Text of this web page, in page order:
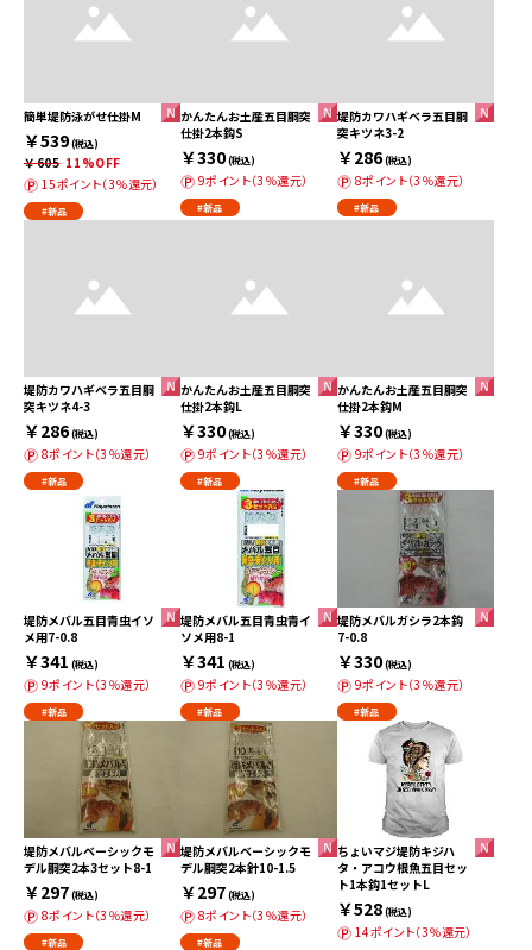
簡単堤防泳がせ仕掛M
￥539(税込)
￥605 11%OFF
15ポイント（3％還元）
#新品
かんたんお土産五目胴突
仕掛2本鈎S
￥330(税込)
9ポイント（3％還元）
#新品
堤防カワハギベラ五目胴
突キツネ3-2
￥286(税込)
8ポイント（3％還元）
#新品
堤防カワハギベラ五目胴
突キツネ4-3
￥286(税込)
8ポイント（3％還元）
#新品
かんたんお土産五目胴突
仕掛2本鈎L
￥330(税込)
9ポイント（3％還元）
#新品
かんたんお土産五目胴突
仕掛2本鈎M
￥330(税込)
9ポイント（3％還元）
#新品
堤防メバル五目青虫イソ
メ用7-0.8
￥341 (税込)
9ポイント（3％還元）
#新品
堤防メバル五目青虫青イ
ソメ用8-1
￥341 (税込)
9ポイント（3％還元）
#新品
堤防メバルガシラ2本鈎
7-0.8
￥330(税込)
9ポイント（3％還元）
#新品
堤防メバルベーシックモ
デル胴突2本3セット8-1
￥297(税込)
8ポイント（3％還元）
#新品
堤防メバルベーシックモ
デル胴突2本針10-1.5
￥297(税込)
8ポイント（3％還元）
#新品
ちょいマジ堤防キジハ
タ・アコウ根魚五目セッ
ト1本鈎1セットL
￥528(税込)
14ポイント（3％還元）